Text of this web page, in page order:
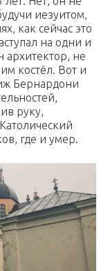
иезуитом,
как сейчас это
на одни и
архитектор, не
костёл. Вот и
Бернар­дони
руку,
где и умер.